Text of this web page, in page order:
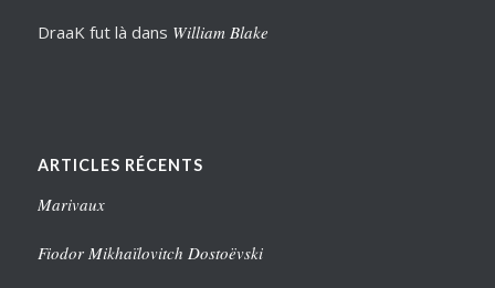
DraaK fut là dans William Blake
ARTICLES RÉCENTS
Marivaux
Fiodor Mikhaïlovitch Dostoëvski